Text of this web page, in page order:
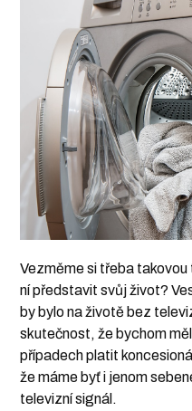
Vezměme si třeba
ní představit svůj život?
by bylo na životě bez
skutečnost, že bychom
případech platit
že máme byť i jenom
televizní signál.